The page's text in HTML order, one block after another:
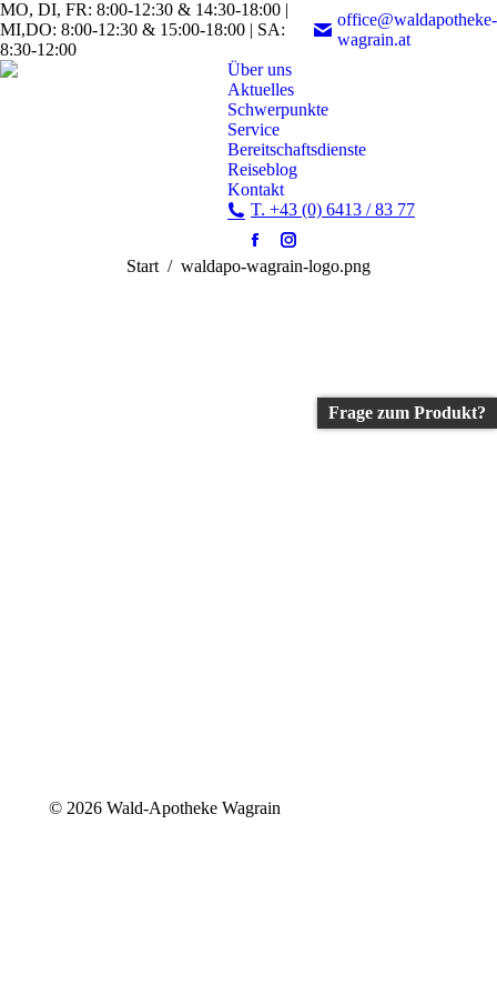
MO, DI, FR: 8:00-12:30 & 14:30-18:00 |
MI,DO: 8:00-12:30 & 15:00-18:00 | SA:
8:30-12:00
office@waldapotheke-
wagrain.at
Über uns
Aktuelles
Schwerpunkte
Service
Bereitschaftsdienste
Reiseblog
Kontakt
T. +43 (0) 6413 / 83 77
Facebook
page
Instagram
page
Sie befinden sich hier:
Start waldapo-wagrain-logo.png
© 2026 Wald-Apotheke Wagrain
Frage zum Produkt?